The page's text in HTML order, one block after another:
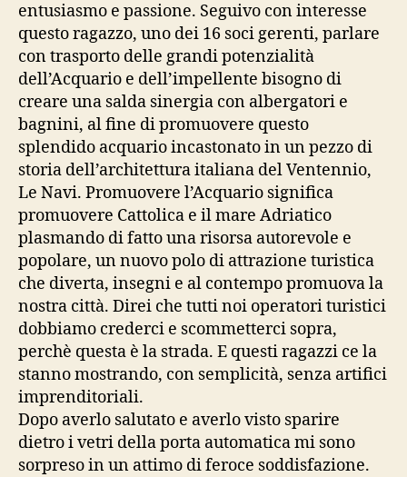
entusiasmo e passione. Seguivo con interesse
questo ragazzo, uno dei 16 soci gerenti, parlare
con trasporto delle grandi potenzialità
dell’Acquario e dell’impellente bisogno di
creare una salda sinergia con albergatori e
bagnini, al fine di promuovere questo
splendido acquario incastonato in un pezzo di
storia dell’architettura italiana del Ventennio,
Le Navi. Promuovere l’Acquario significa
promuovere Cattolica e il mare Adriatico
plasmando di fatto una risorsa autorevole e
popolare, un nuovo polo di attrazione turistica
che diverta, insegni e al contempo promuova la
nostra città. Direi che tutti noi operatori turistici
dobbiamo crederci e scommetterci sopra,
perchè questa è la strada. E questi ragazzi ce la
stanno mostrando, con semplicità, senza artifici
imprenditoriali.
Dopo averlo salutato e averlo visto sparire
dietro i vetri della porta automatica mi sono
sorpreso in un attimo di feroce soddisfazione.